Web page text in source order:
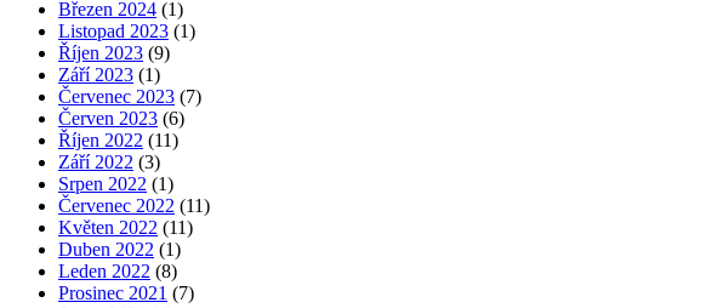
Březen 2024 (1)
Listopad 2023 (1)
Říjen 2023 (9)
Září 2023 (1)
Červenec 2023 (7)
Červen 2023 (6)
Říjen 2022 (11)
Září 2022 (3)
Srpen 2022 (1)
Červenec 2022 (11)
Květen 2022 (11)
Duben 2022 (1)
Leden 2022 (8)
Prosinec 2021 (7)